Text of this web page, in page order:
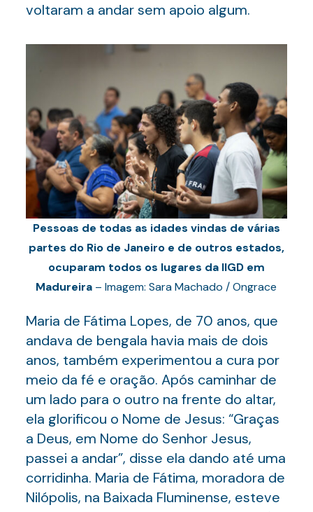
voltaram a andar sem apoio algum.
Pessoas de todas as idades vindas de várias
partes do Rio de Janeiro e de outros estados,
ocuparam todos os lugares da IIGD em
Madureira – Imagem: Sara Machado / Ongrace
Maria de Fátima Lopes, de 70 anos, que
andava de bengala havia mais de dois
anos, também experimentou a cura por
meio da fé e oração. Após caminhar de
um lado para o outro na frente do altar,
ela glorificou o Nome de Jesus: “Graças
a Deus, em Nome do Senhor Jesus,
passei a andar”, disse ela dando até uma
corridinha. Maria de Fátima, moradora de
Nilópolis, na Baixada Fluminense, esteve